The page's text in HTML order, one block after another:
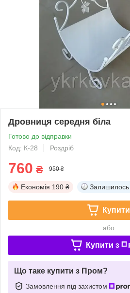
Дровниця середня біла
Готово до відправки
Код: К-28
Роздріб
760 ₴ 950 ₴
Економія 190 ₴ Залишилось
Купити
або
Купити з
Що таке купити з Пром?
Замовлення під захистом